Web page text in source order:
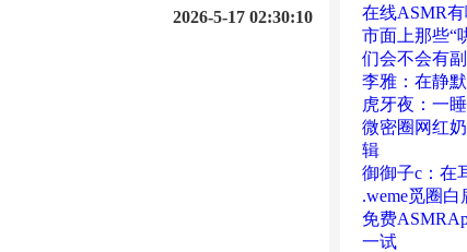
2026-5-17 02:30:10
在线ASMR有
市面上那些“
们会不会有
李雅：在静
虎牙夜：一
微密圈网红
辑
御御子c：在
.weme觅圈
免费
一试